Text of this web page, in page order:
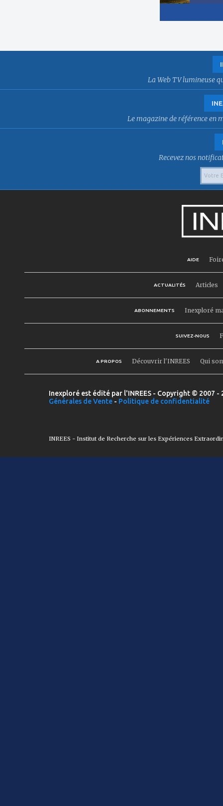
La Web TV lumineuse
Le magazine de référence en
Recevez nos
AIDE
ACTUALITÉS Articles
ABONNEMENTS Inexploré
SUIVEZ-NOUS
A PROPOS Découvrir l'INREES Qui
Inexploré est édité par l'INREES - Copyright © 2007
Générales de Vente - Politique de confidentialité
INREES - Institut de Recherche sur les Expériences